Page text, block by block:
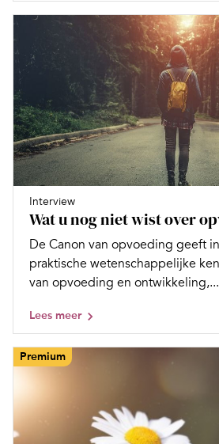
Interview
Wat u nog niet wist over
De Canon van opvoeding geeft
praktische wetenschappelijke
van opvoeding en ontwikkeling,...
Lees meer
Premium